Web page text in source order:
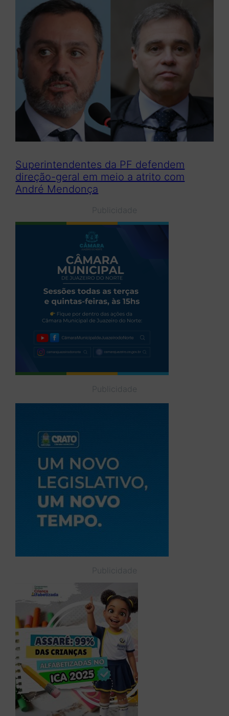
Superintendentes da PF defendem
direção-geral em meio a atrito com
André Mendonça
Publicidade
Publicidade
Publicidade